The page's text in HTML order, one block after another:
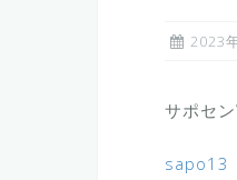
2023
サポセ
sapo13